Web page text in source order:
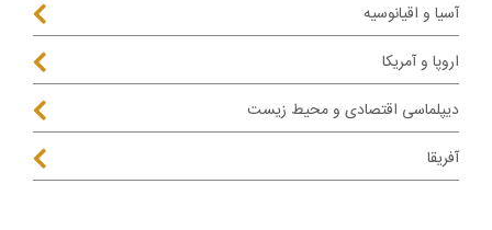
آسیا و اقیانوسیه
اروپا و آمریکا
دیپلماسی اقتصادی و محیط زیست
آفریقا